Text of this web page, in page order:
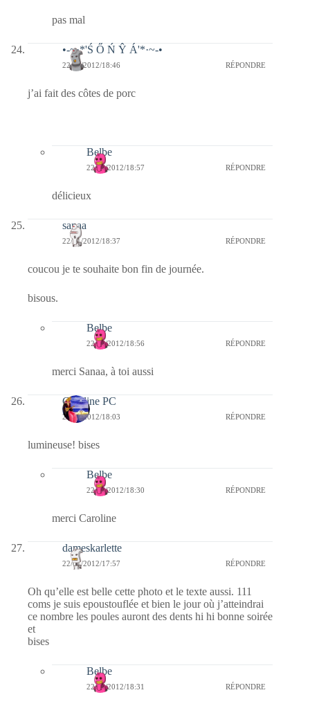
pas mal
•-~·*'Ś Ő Ń Ŷ Á'*·~-•
22/01/2012/18:46 RÉPONDRE
j’ai fait des côtes de porc
Belbe
22/01/2012/18:57 RÉPONDRE
délicieux
sanaa
22/01/2012/18:37 RÉPONDRE
coucou je te souhaite bon fin de journée.
bisous.
Belbe
22/01/2012/18:56 RÉPONDRE
merci Sanaa, à toi aussi
Caroline PC
22/01/2012/18:03 RÉPONDRE
lumineuse! bises
Belbe
22/01/2012/18:30 RÉPONDRE
merci Caroline
dameskarlette
22/01/2012/17:57 RÉPONDRE
Oh qu’elle est belle cette photo et le texte aussi. 111
coms je suis epoustouflée et bien le jour où j’atteindrai
ce nombre les poules auront des dents hi hi bonne soirée
et
bises
Belbe
22/01/2012/18:31 RÉPONDRE